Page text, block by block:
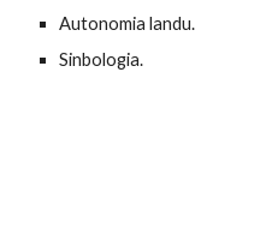
Autonomia landu.
Sinbologia.